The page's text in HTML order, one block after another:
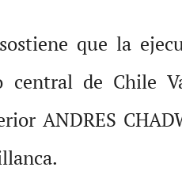
que la
central de Chile
ANDRES